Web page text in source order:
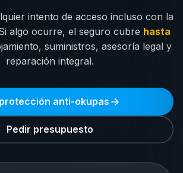
intento de acceso incluso con la
algo ocurre, el seguro cubre hasta
suministros, asesoría legal y
reparación integral.
anti-okupas
Pedir presupuesto